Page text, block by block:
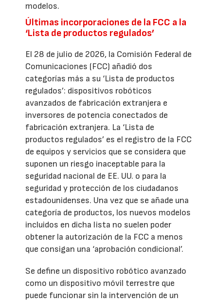
modelos.
Últimas incorporaciones de la FCC a la
‘Lista de productos regulados’
El 28 de julio de 2026, la Comisión Federal de
Comunicaciones (FCC) añadió dos
categorías más a su ‘Lista de productos
regulados’: dispositivos robóticos
avanzados de fabricación extranjera e
inversores de potencia conectados de
fabricación extranjera. La ‘Lista de
productos regulados’ es el registro de la FCC
de equipos y servicios que se considera que
suponen un riesgo inaceptable para la
seguridad nacional de EE. UU. o para la
seguridad y protección de los ciudadanos
estadounidenses. Una vez que se añade una
categoría de productos, los nuevos modelos
incluidos en dicha lista no suelen poder
obtener la autorización de la FCC a menos
que consigan una ‘aprobación condicional’.
Se define un dispositivo robótico avanzado
como un dispositivo móvil terrestre que
puede funcionar sin la intervención de un